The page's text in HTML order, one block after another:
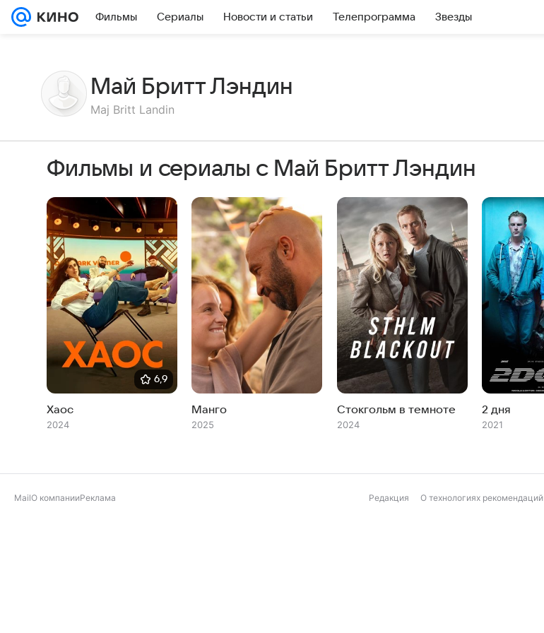
Фильмы Сериалы Новости и статьи Телепрограмма Звезды
Май Бритт Лэндин
Maj Britt Landin
Фильмы и сериалы с Май Бритт Лэндин
6,9
Хаос
2024
Манго
2025
Стокгольм в темноте
2024
2 дня
2021
MailО компанииРеклама Редакция О технологиях рекомендаций